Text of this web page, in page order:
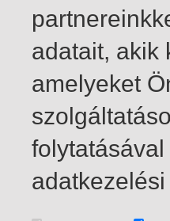
1-1 / total 1 hit
adatait, akik
amelyeket